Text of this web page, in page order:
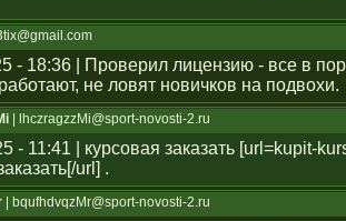
- 18:36 | Проверил лицензию - все в
не ловят новичков на подвохи.
| lhczragzzMi@sport-novosti-2.ru
- 11:41 | курсовая заказать [url=kupit-
url] .
| bqufhdvqzMr@sport-novosti-2.ru